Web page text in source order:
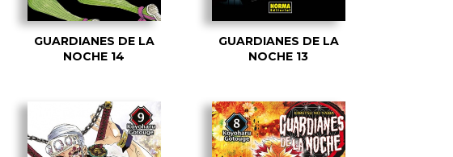
GUARDIANES DE LA
NOCHE 14
GUARDIANES DE LA
NOCHE 13